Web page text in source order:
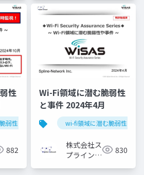
ク
性
弱性と事件
882
Wi-Fi領域に潜む脆弱性
と事件 2024年4月
wi-fi領域に潜む脆弱性と事
株式会社ス
プライン・
830